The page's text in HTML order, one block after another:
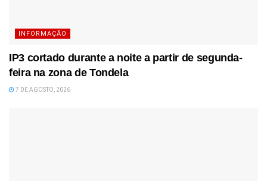
INFORMAÇÃO
IP3 cortado durante a noite a partir de segunda-
feira na zona de Tondela
7 DE AGOSTO, 2026